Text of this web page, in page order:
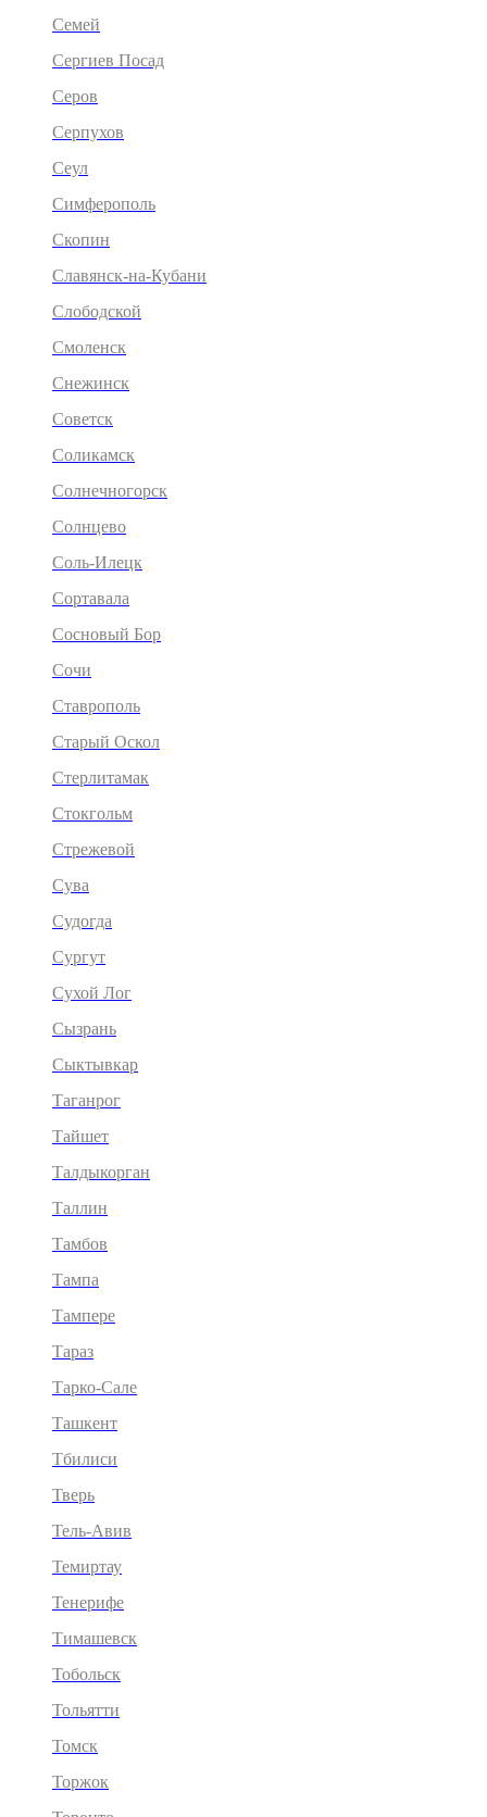
Семей
Сергиев Посад
Серов
Серпухов
Сеул
Симферополь
Скопин
Славянск-на-Кубани
Слободской
Смоленск
Снежинск
Советск
Соликамск
Солнечногорск
Солнцево
Соль-Илецк
Сортавала
Сосновый Бор
Сочи
Ставрополь
Старый Оскол
Стерлитамак
Стокгольм
Стрежевой
Сува
Судогда
Сургут
Сухой Лог
Сызрань
Сыктывкар
Таганрог
Тайшет
Талдыкорган
Таллин
Тамбов
Тампа
Тампере
Тараз
Тарко-Сале
Ташкент
Тбилиси
Тверь
Тель-Авив
Темиртау
Тенерифе
Тимашевск
Тобольск
Тольятти
Томск
Торжок